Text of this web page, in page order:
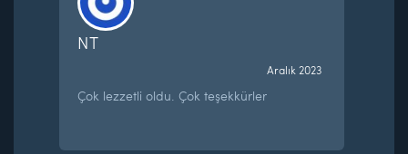
NT
Aralık 2023
Çok lezzetli oldu. Çok teşekkürler